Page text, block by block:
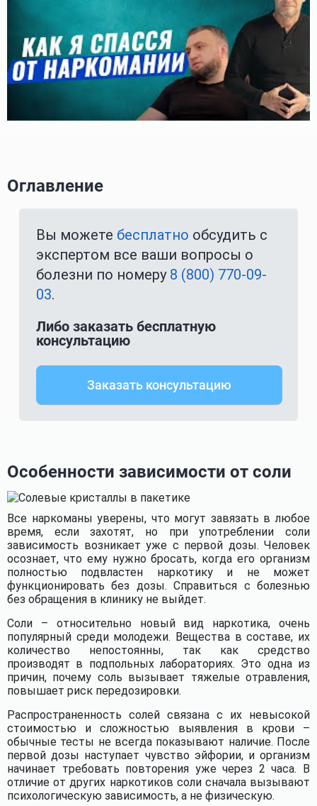
Оглавление
Вы можете бесплатно обсудить с
экспертом все ваши вопросы о
болезни по номеру 8 (800) 770-09-
03.
Либо заказать бесплатную
консультацию
Заказать консультацию
Особенности зависимости от соли
Все наркоманы уверены, что могут завязать в любое
время, если захотят, но при употреблении соли
зависимость возникает уже с первой дозы. Человек
осознает, что ему нужно бросать, когда его организм
полностью подвластен наркотику и не может
функционировать без дозы. Справиться с болезнью
без обращения в клинику не выйдет.
Соли – относительно новый вид наркотика, очень
популярный среди молодежи. Вещества в составе, их
количество непостоянны, так как средство
производят в подпольных лабораториях. Это одна из
причин, почему соль вызывает тяжелые отравления,
повышает риск передозировки.
Распространенность солей связана с их невысокой
стоимостью и сложностью выявления в крови –
обычные тесты не всегда показывают наличие. После
первой дозы наступает чувство эйфории, и организм
начинает требовать повторения уже через 2 часа. В
отличие от других наркотиков соли сначала вызывают
психологическую зависимость, а не физическую.